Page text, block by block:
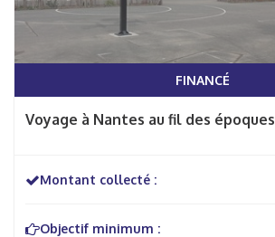
FINANCÉ
Voyage à Nantes au fil des époques
Montant collecté :
Objectif minimum :